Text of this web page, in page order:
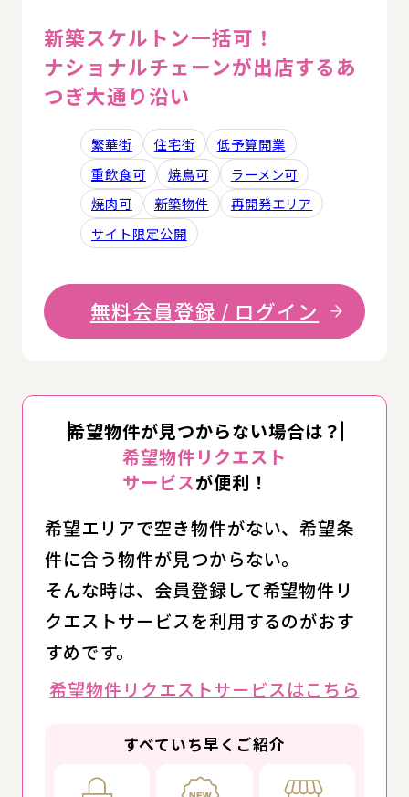
新築スケルトン一括可！
ナショナルチェーンが出店するあ
つぎ大通り沿い
繁華街 住宅街
低予算開業
重飲食可
焼鳥可
ラーメン可
焼肉可
新築物件
再開発エリア
サイト限定公開
無料会員登録 / ログイン
希望物件が見つからない場合は？
希望物件リクエスト
サービスが便利！
希望エリアで空き物件がない、希望条
件に合う物件が見つからない。
そんな時は、会員登録して希望物件リ
クエストサービスを利用するのがおす
すめです。
希望物件リクエストサービスはこちら
すべていち早くご紹介